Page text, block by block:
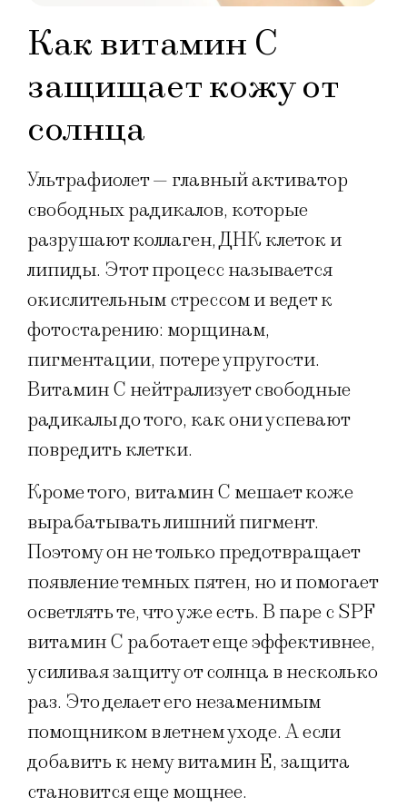
Как витамин С
защищает кожу от
солнца
Ультрафиолет — главный активатор
свободных радикалов, которые
разрушают коллаген, ДНК клеток и
липиды. Этот процесс называется
окислительным стрессом и ведет к
фотостарению: морщинам,
пигментации, потере упругости.
Витамин С нейтрализует свободные
радикалы до того, как они успевают
повредить клетки.
Кроме того, витамин С мешает коже
вырабатывать лишний пигмент.
Поэтому он не только предотвращает
появление темных пятен, но и помогает
осветлять те, что уже есть. В паре с SPF
витамин С работает еще эффективнее,
усиливая защиту от солнца в несколько
раз. Это делает его незаменимым
помощником в летнем уходе. А если
добавить к нему витамин Е, защита
становится еще мощнее.